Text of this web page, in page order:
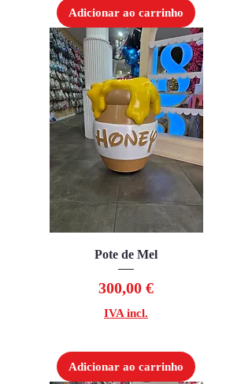
Adicionar ao carrinho
Pote de Mel
Preço
300,00 €
IVA incl.
Adicionar ao carrinho